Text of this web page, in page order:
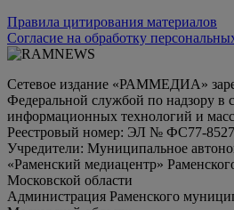
Правила цитирования материалов
Согласие на обработку
Сетевое издание «РАММЕДИА»
Федеральной службой по надзору в
информационных технологий и
Реестровый номер: ЭЛ № ФС77-
Учредители: Муниципальное
«Раменский медиацентр»
Московской области
Администрация Раменского